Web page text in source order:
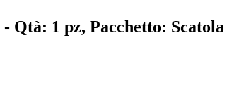
- Qtà: 1 pz, Pacchetto: Scatola